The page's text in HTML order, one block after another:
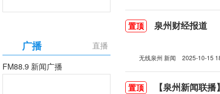
直播
广播
FM88.9 新闻广播
置顶 泉州财经报道
无线泉州 新闻 2025-10-15
置顶 【泉州新闻联